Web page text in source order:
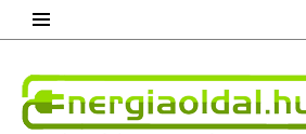
content